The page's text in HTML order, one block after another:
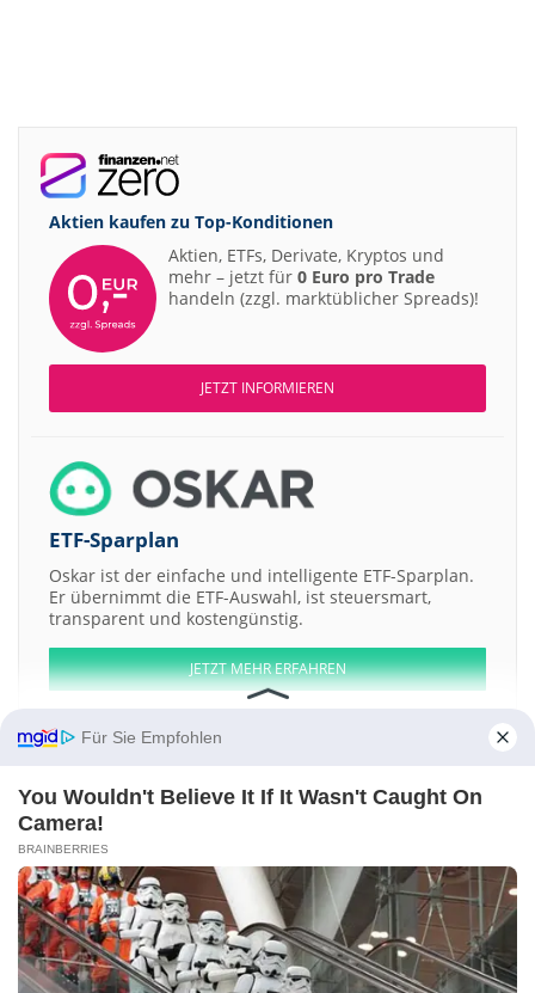
Aktien kaufen zu Top-Konditionen
Aktien, ETFs, Derivate, Kryptos und
mehr – jetzt für 0 Euro pro Trade
handeln (zzgl. marktüblicher Spreads)!
JETZT INFORMIEREN
ETF-Sparplan
Oskar ist der einfache und intelligente ETF-Sparplan.
Er übernimmt die ETF-Auswahl, ist steuersmart,
transparent und kostengünstig.
JETZT MEHR ERFAHREN
Aktien ATX DAX EuroStoxx 50 Dow Jones NASDAQ 100 Nikkei 225
Weitere Aktien:
Heritage Bancorporation Repsol Xinda International SG Blocks
Tyner Resources
Kontakt-Impressum-Werbung-Barrierefreiheit
Sitemap-Datenschutz-Disclaimer-AGB-Privatsphäre-Einstellungen
Für Sie Empfohlen
You Wouldn't Believe It If It Wasn't Caught On
Camera!
BRAINBERRIES